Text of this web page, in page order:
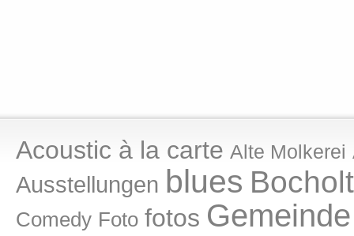
Acoustic à la carte Alte Molkerei
Ausstellungen blues Bocholt
Comedy Foto fotos